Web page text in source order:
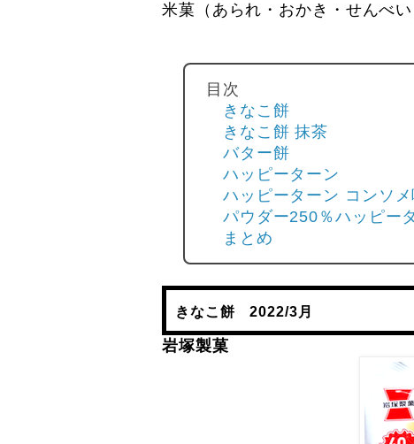
米菓（あられ・おかき・せんべ
目次
きなこ餅
きなこ餅 抹茶
バター餅
ハッピーターン
ハッピーターン コンソメ
パウダー250％ハッピー
まとめ
きなこ餅 2022/3月
岩塚製菓